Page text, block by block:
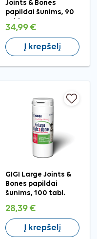
Joints & Bones
papildai šunims, 90
34,99 €
Į krepšelį
GIGI Large Joints &
Bones papildai
šunims, 100 tabl.
28,39 €
Į krepšelį